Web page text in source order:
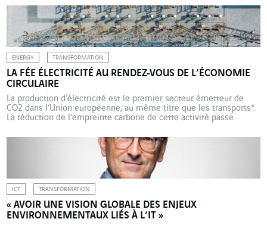
tonnes de déchets. C’est quatre à cinq fois moins que les travaux
publics, mais c’est 50 % de […]
ENERGY TRANSFORMATION
LA FÉE ÉLECTRICITÉ AU RENDEZ-VOUS DE L’ÉCONOMIE
CIRCULAIRE
La production d’électricité est le premier secteur émetteur de
CO2 dans l’Union européenne, au même titre que les transports*.
La réduction de l’empreinte carbone de cette activité passe
à être mises en place pour développer de nouveaux modèles, à
l’instar de celle d’Omexom en Finlande. Dans son entreprise […]
ICT TRANSFORMATION
« AVOIR UNE VISION GLOBALE DES ENJEUX
ENVIRONNEMENTAUX LIÉS À L’IT »